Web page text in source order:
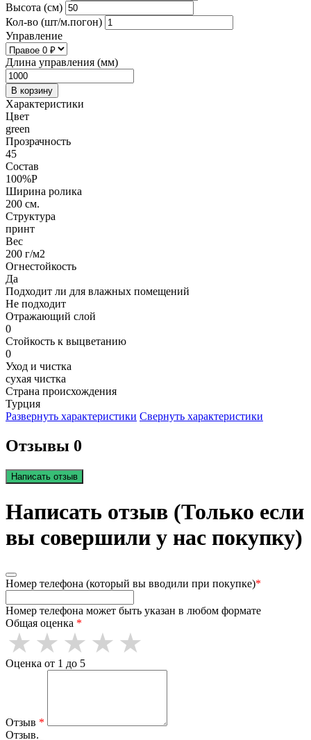
Высота (см)
Кол-во (шт/м.погон)
Управление
Длина управления (мм)
В корзину
Характеристики
Цвет
green
Прозрачность
45
Состав
100%P
Ширина ролика
200 см.
Структура
принт
Вес
200 г/м2
Огнестойкость
Да
Подходит ли для влажных помещений
Не подходит
Отражающий слой
0
Стойкость к выцветанию
0
Уход и чистка
сухая чистка
Страна происхождения
Турция
Развернуть характеристики Свернуть характеристики
Отзывы 0
Написать отзыв
Написать отзыв (Только если
вы совершили у нас покупку)
Номер телефона (который вы вводили при покупке)*
Номер телефона может быть указан в любом формате
Общая оценка *
Оценка от 1 до 5
Отзыв *
Отзыв.